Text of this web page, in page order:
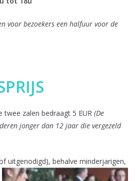
voor bezoekers een halfuur voor de
zalen bedraagt 5 EUR (De
jonger dan 12 jaar die vergezeld
uitgenodigd), behalve minderjarigen,